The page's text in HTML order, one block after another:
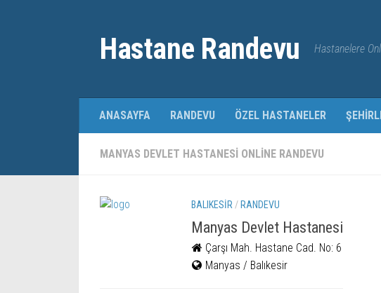
Hastane Randevu Hastanelere
ANASAYFA RANDEVU ÖZEL HASTANELER
MANYAS DEVLET HASTANESI ONLINE RANDEVU
BALIKESIR / RANDEVU
Manyas Devlet Hastanesi
Çarşı Mah. Hastane Cad. No: 6
Manyas / Balıkesir